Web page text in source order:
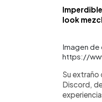
look
Imagen de
https://
Su
Discord,